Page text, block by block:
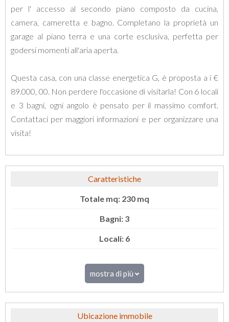
per l' accesso al secondo piano composto da cucina,
camera, cameretta e bagno. Completano la proprietà un
garage al piano terra e una corte esclusiva, perfetta per
godersi momenti all'aria aperta.
Questa casa, con una classe energetica G, è proposta a i €
89.000, 00. Non perdere l'occasione di visitarla! Con 6 locali
e 3 bagni, ogni angolo è pensato per il massimo comfort.
Contattaci per maggiori informazioni e per organizzare una
visita!
Caratteristiche
Totale mq: 230 mq
Bagni: 3
Locali: 6
mostra di più
Ubicazione immobile